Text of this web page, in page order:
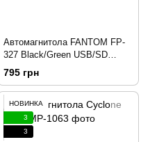
Автомагнитола FANTOM FP-
327 Black/Green USB/SD
рессивер 188967
795 грн
НОВИНКА
3
3